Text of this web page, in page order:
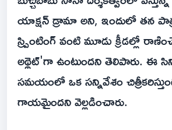
యాక్షన్ డ్రామా అని, ఇందులో తన పాత్ర
స్ప్రింటింగ్ వంటి మూడు క్రీడల్లో
అథ్లెట్'గా ఉంటుందని తెలిపారు. ఈ
సమయంలో ఒక సన్నివేశం
గాయమైందని వెల్లడించారు.